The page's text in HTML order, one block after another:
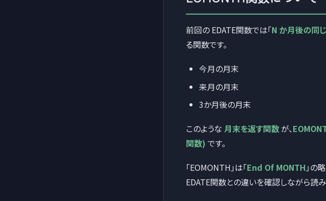
前回の EDATE関数では「N か月後の同
る関数です。
今月の月末
来月の月末
3か月後の月末
このような 月末を返す関数が、
関数) です。
「EOMONTH」は「End Of MONTH 」の
EDATE関数との違いを確認しながら読み